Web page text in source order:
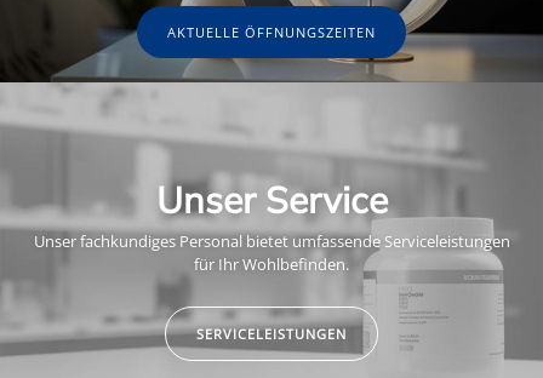
AKTUELLE ÖFFNUNGSZEITEN
Unser Service
Unser fachkundiges Personal bietet umfassende Serviceleistungen
für Ihr Wohlbefinden.
SERVICELEISTUNGEN